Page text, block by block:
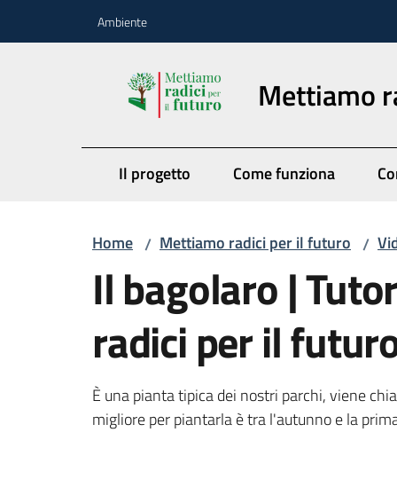
Ambiente
Mettiamo
Il progetto Come funziona
Home / Mettiamo radici per il futuro /
Il bagolaro |
radici per il
È una pianta tipica dei nostri parchi, viene
migliore per piantarla è tra l'autunno e la